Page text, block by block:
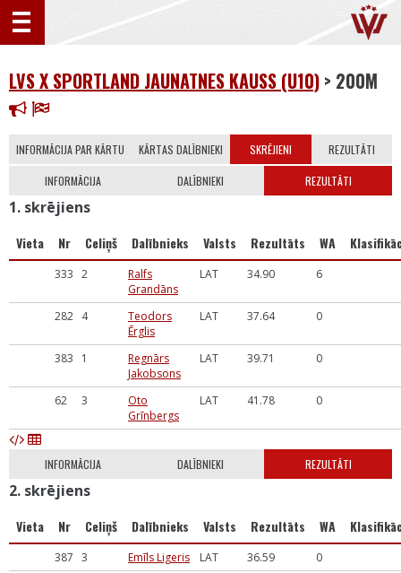
LVS X SPORTLAND JAUNATNES KAUSS (U10) > 200M
INFORMĀCIJA PAR KĀRTU KĀRTAS DALĪBNIEKI SKRĒJIENI REZULTĀTI
INFORMĀCIJA DALĪBNIEKI REZULTĀTI
1. skrējiens
Vieta Nr Celiņš Dalībnieks Valsts Rezultāts WA
333 2
Ralfs
Grandāns
LAT 34.90 6
282 4
Teodors
Ērglis
LAT 37.64 0
383 1
Regnārs
Jakobsons
LAT 39.71 0
62 3
Oto
Grīnbergs
LAT 41.78 0
INFORMĀCIJA DALĪBNIEKI REZULTĀTI
2. skrējiens
Vieta Nr Celiņš Dalībnieks Valsts Rezultāts WA
387 3 Emīls Ligeris LAT 36.59
0